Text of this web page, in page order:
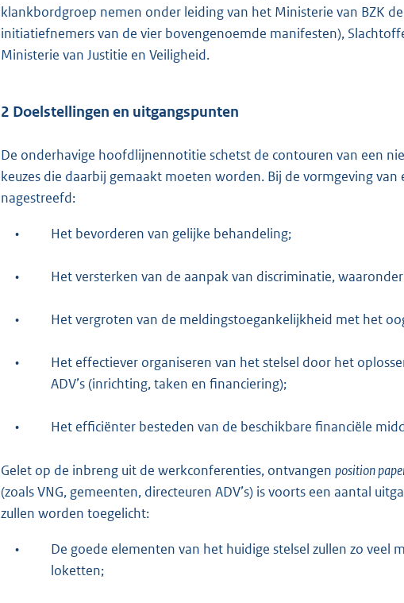
klankbordgroep nemen onder leiding van het Ministerie van BZK
initiatiefnemers van de vier bovengenoemde manifesten),
Ministerie van Justitie en Veiligheid.
2 Doelstellingen en uitgangspunten
De onderhavige hoofdlijnennotitie schetst de contouren van een
keuzes die daarbij gemaakt moeten worden. Bij de vormgeving
nagestreefd:
• Het bevorderen van gelijke behandeling;
• Het versterken van de aanpak van discriminatie,
• Het vergroten van de meldingstoegankelijkheid met het
•
Het effectiever organiseren van het stelsel door het
ADV’s (inrichting, taken en financiering);
• Het efficiënter besteden van de beschikbare financiële
Gelet op de inbreng uit de werkconferenties, ontvangen position
(zoals VNG, gemeenten, directeuren ADV’s) is voorts een aantal
zullen worden toegelicht:
•
De goede elementen van het huidige stelsel zullen zo veel
loketten;